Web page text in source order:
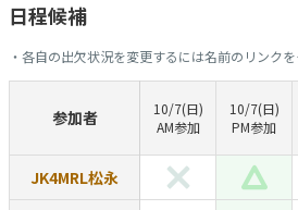
日程候補
・各自の出欠状況を変更するには名前のリンクを
参加者
10/7(日)
AM参加
10/7(日)
PM参加
JK4MRL松永